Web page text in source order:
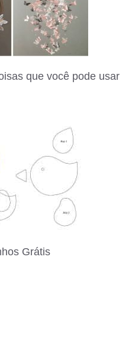
que você pode usar
Grátis